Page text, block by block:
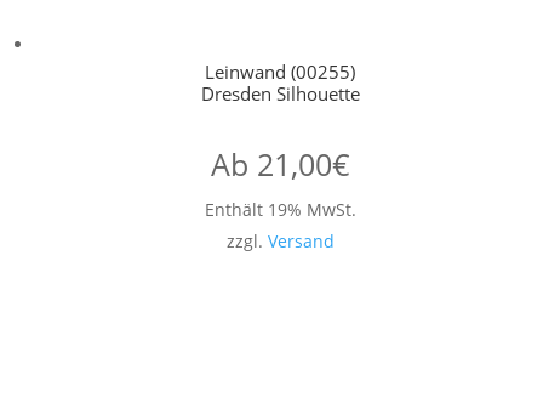
Leinwand (00255)
Dresden Silhouette
Ab 21,00€
Enthält 19% MwSt.
zzgl. Versand